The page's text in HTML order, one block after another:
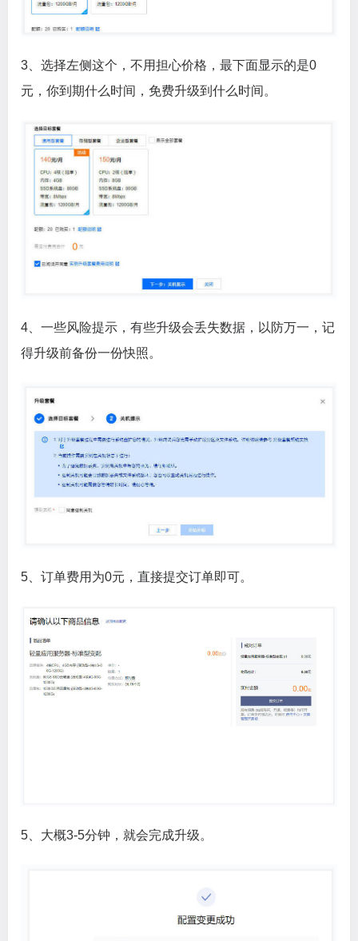
3、选择左侧这个，不用担心价格，最下面显示的是0
元，你到期什么时间，免费升级到什么时间。
4、一些风险提示，有些升级会丢失数据，以防万一，记
得升级前备份一份快照。
5、订单费用为0元，直接提交订单即可。
5、大概3-5分钟，就会完成升级。